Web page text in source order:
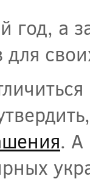
год, а
для
. А